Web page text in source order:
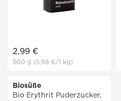
2,99 €
500 g (5,98 €/1 kg)
Biosüße
Bio Erythrit Puderzucker,